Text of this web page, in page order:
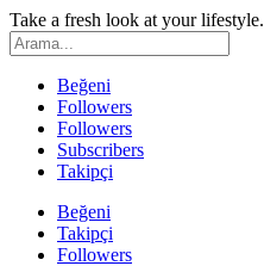
Take a fresh look at your lifestyle.
Beğeni
Followers
Followers
Subscribers
Takipçi
Beğeni
Takipçi
Followers